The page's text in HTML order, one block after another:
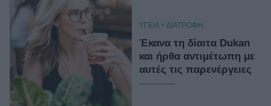
ΥΓΕΙΑ + ΔΙΑΤΡΟΦΗ
Έκανα τη δίαιτα Dukan
και ήρθα αντιμέτωπη με
αυτές τις παρενέργειες